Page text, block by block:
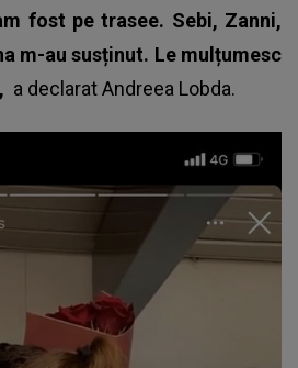
fost pe trasee. Sebi, Zanni,
m-au susținut. Le mulțumesc
a declarat Andreea Lobda.